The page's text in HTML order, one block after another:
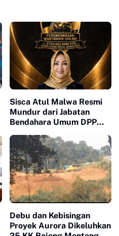
Sisca Atul Malwa Resmi
Mundur dari Jabatan
Bendahara Umum DPP
Debu dan Kebisingan
Proyek Aurora Dikeluhkan